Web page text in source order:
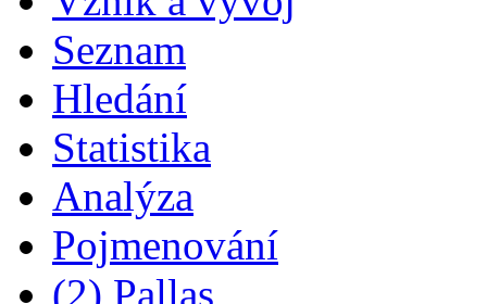
Seznam
Hledání
Statistika
Analýza
Pojmenování
(2) Pallas